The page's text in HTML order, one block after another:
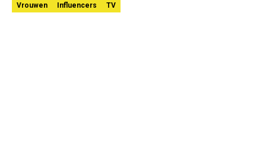
Vrouwen
Influencers TV